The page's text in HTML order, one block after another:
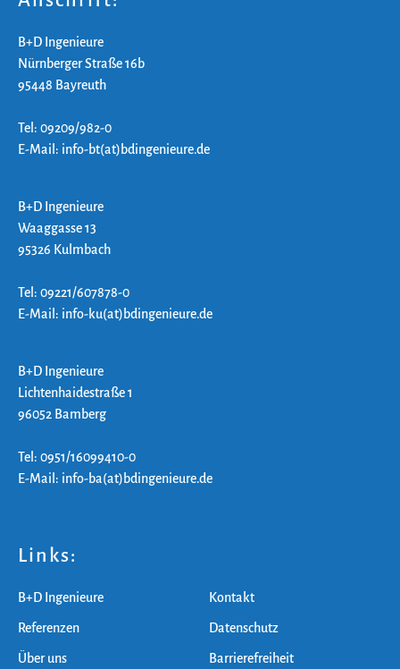
B+D Ingenieure
Nürnberger Straße 16b
95448 Bayreuth
Tel: 09209/982-0
E-Mail: info-bt(at)bdingenieure.de
B+D Ingenieure
Waaggasse 13
95326 Kulmbach
Tel: 09221/607878-0
E-Mail: info-ku(at)bdingenieure.de
B+D Ingenieure
Lichtenhaidestraße 1
96052 Bamberg
Tel: 0951/16099410-0
E-Mail: info-ba(at)bdingenieure.de
Links:
B+D Ingenieure
Referenzen
Über uns
Kontakt
Datenschutz
Barrierefreiheit